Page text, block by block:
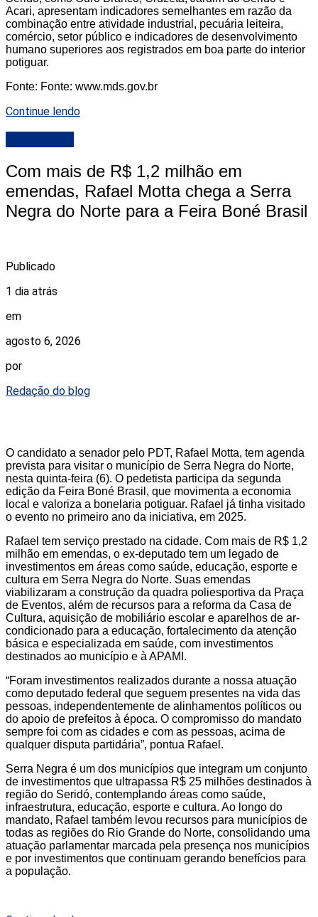
Acari, apresentam indicadores semelhantes em razão da
combinação entre atividade industrial, pecuária leiteira,
comércio, setor público e indicadores de desenvolvimento
humano superiores aos registrados em boa parte do interior
potiguar.
Fonte: Fonte: www.mds.gov.br
Continue lendo
Com mais de R$ 1,2 milhão em
emendas, Rafael Motta chega a Serra
Negra do Norte para a Feira Boné Brasil
Publicado
1 dia atrás
em
agosto 6, 2026
por
Redação do blog
O candidato a senador pelo PDT, Rafael Motta, tem agenda
prevista para visitar o município de Serra Negra do Norte,
nesta quinta-feira (6). O pedetista participa da segunda
edição da Feira Boné Brasil, que movimenta a economia
local e valoriza a bonelaria potiguar. Rafael já tinha visitado
o evento no primeiro ano da iniciativa, em 2025.
Rafael tem serviço prestado na cidade. Com mais de R$ 1,2
milhão em emendas, o ex-deputado tem um legado de
investimentos em áreas como saúde, educação, esporte e
cultura em Serra Negra do Norte. Suas emendas
viabilizaram a construção da quadra poliesportiva da Praça
de Eventos, além de recursos para a reforma da Casa de
Cultura, aquisição de mobiliário escolar e aparelhos de ar-
condicionado para a educação, fortalecimento da atenção
básica e especializada em saúde, com investimentos
destinados ao município e à APAMI.
“Foram investimentos realizados durante a nossa atuação
como deputado federal que seguem presentes na vida das
pessoas, independentemente de alinhamentos políticos ou
do apoio de prefeitos à época. O compromisso do mandato
sempre foi com as cidades e com as pessoas, acima de
qualquer disputa partidária”, pontua Rafael.
Serra Negra é um dos municípios que integram um conjunto
de investimentos que ultrapassa R$ 25 milhões destinados à
região do Seridó, contemplando áreas como saúde,
infraestrutura, educação, esporte e cultura. Ao longo do
mandato, Rafael também levou recursos para municípios de
todas as regiões do Rio Grande do Norte, consolidando uma
atuação parlamentar marcada pela presença nos municípios
e por investimentos que continuam gerando benefícios para
a população.